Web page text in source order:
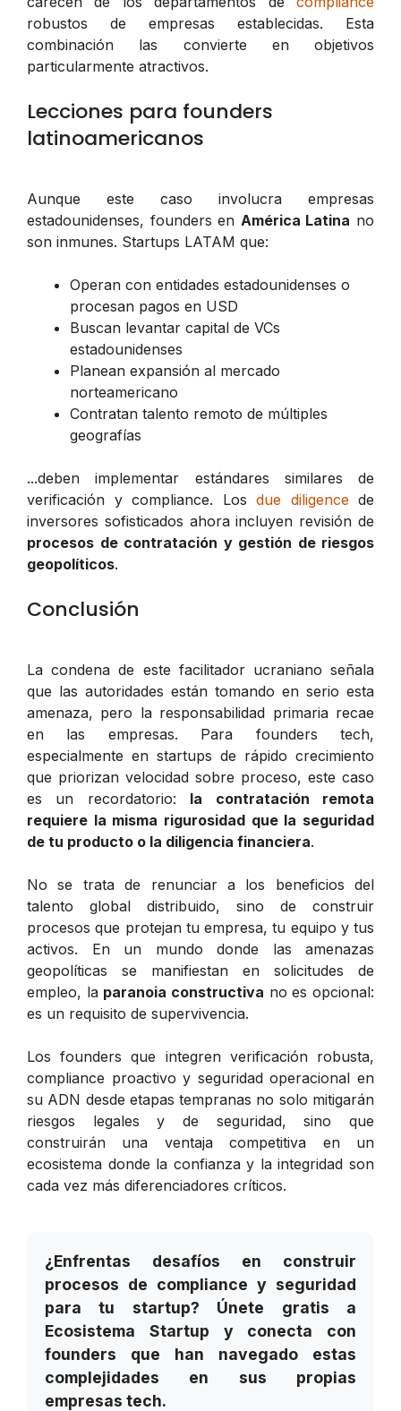
robustos de empresas establecidas. Esta
combinación las convierte en objetivos
particularmente atractivos.
Lecciones para founders
latinoamericanos
Aunque este caso involucra empresas
estadounidenses, founders en América Latina no
son inmunes. Startups LATAM que:
Operan con entidades estadounidenses o
procesan pagos en USD
Buscan levantar capital de VCs
estadounidenses
Planean expansión al mercado
norteamericano
Contratan talento remoto de múltiples
geografías
...deben implementar estándares similares de
verificación y compliance. Los due diligencede
inversores sofisticados ahora incluyen revisión de
procesos de contratación y gestión de riesgos
geopolíticos.
Conclusión
La condena de este facilitador ucraniano señala
que las autoridades están tomando en serio esta
amenaza, pero la responsabilidad primaria recae
en las empresas. Para founders tech,
especialmente en startups de rápido crecimiento
que priorizan velocidad sobre proceso, este caso
es un recordatorio: la contratación remota
requiere la misma rigurosidad que la seguridad
de tu producto o la diligencia financiera.
No se trata de renunciar a los beneficios del
talento global distribuido, sino de construir
procesos que protejan tu empresa, tu equipo y tus
activos. En un mundo donde las amenazas
geopolíticas se manifiestan en solicitudes de
empleo, la paranoia constructiva no es opcional:
es un requisito de supervivencia.
Los founders que integren verificación robusta,
compliance proactivo y seguridad operacional en
su ADN desde etapas tempranas no solo mitigarán
riesgos legales y de seguridad, sino que
construirán una ventaja competitiva en un
ecosistema donde la confianza y la integridad son
cada vez más diferenciadores críticos.
¿Enfrentas desafíos en construir
procesos de compliance y seguridad
para tu startup? Únete gratis a
Ecosistema Startup y conecta con
founders que han navegado estas
complejidades en sus propias
empresas tech.